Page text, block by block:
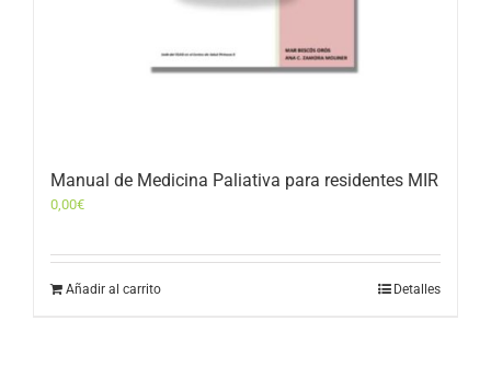
Manual de Medicina Paliativa para residentes MIR
0,00€
Añadir al carrito Detalles